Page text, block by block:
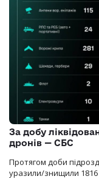
За добу
дронів — СБС
Протягом доби
уразили/знищили